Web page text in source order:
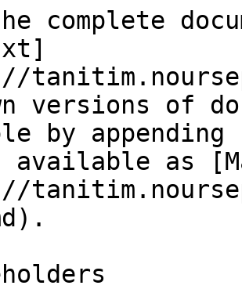
complete
versions of
by
available as